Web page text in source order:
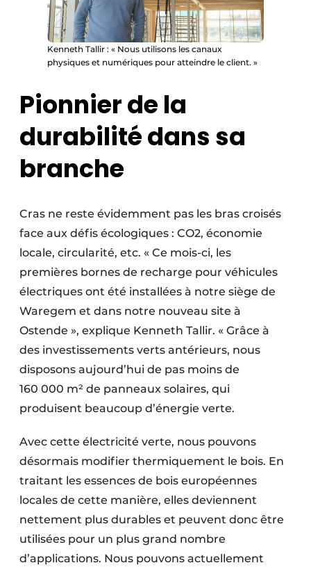
Kenneth Tallir : « Nous utilisons les canaux
physiques et numériques pour atteindre le client. »
Pionnier de la
durabilité dans sa
branche
Cras ne reste évidemment pas les bras croisés
face aux défis écologiques : CO2, économie
locale, circularité, etc. « Ce mois-ci, les
premières bornes de recharge pour véhicules
électriques ont été installées à notre siège de
Waregem et dans notre nouveau site à
Ostende », explique Kenneth Tallir. « Grâce à
des investissements verts antérieurs, nous
disposons aujourd’hui de pas moins de
160 000 m² de panneaux solaires, qui
produisent beaucoup d’énergie verte.
Avec cette électricité verte, nous pouvons
désormais modifier thermiquement le bois. En
traitant les essences de bois européennes
locales de cette manière, elles deviennent
nettement plus durables et peuvent donc être
utilisées pour un plus grand nombre
d’applications. Nous pouvons actuellement